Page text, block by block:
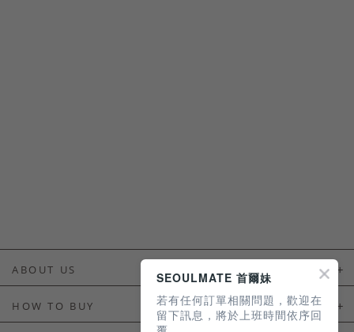
ABOUT US
HOW TO BUY
SEOULMATE 首爾妹
若有任何訂單相關問題，歡迎在
留下訊息，將於上班時間依序回